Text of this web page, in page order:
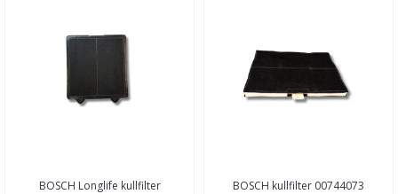
BOSCH Longlife kullfilter
BOSCH kullfilter 00744073